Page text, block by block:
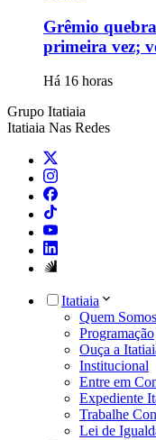
Grêmio
primeira vez;
Há 16 horas
Grupo Itatiaia
Itatiaia Nas Redes
Itatiaia
Quem Somos
Programação
Ouça a
Institucional
Entre em
Expediente
Trabalhe
Lei de